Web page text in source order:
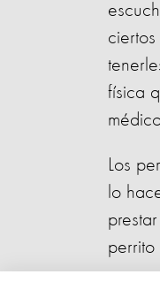
física
Los
lo
perrito